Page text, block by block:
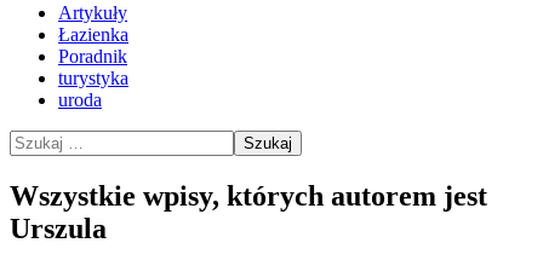
Artykuły
Łazienka
Poradnik
turystyka
uroda
Szukaj:
Wszystkie wpisy, których autorem jest
Urszula